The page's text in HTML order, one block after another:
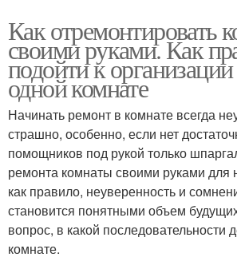
Как отремонтировать
своими руками. Как
подойти к
одной комнате
Начинать ремонт в комнате всегда
страшно, особенно, если нет
помощников под рукой только
ремонта комнаты своими руками
как правило, неуверенность и
становится понятными объем
вопрос, в какой последовательности
комнате.